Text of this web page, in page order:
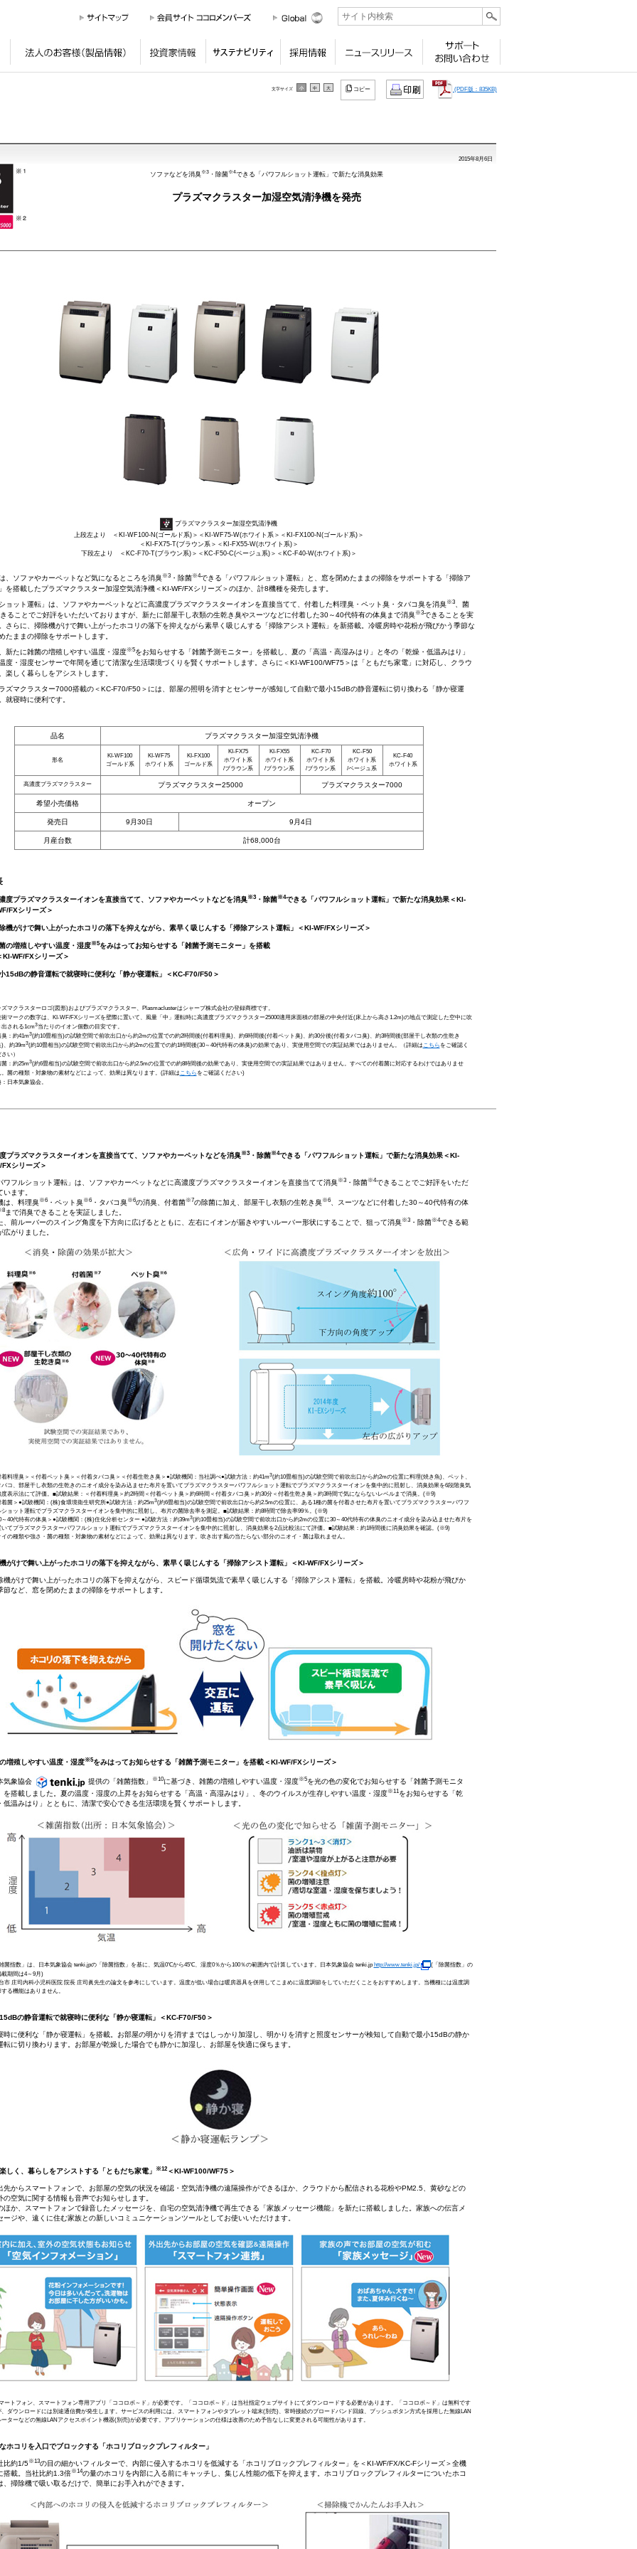
ニュースリリース
文字サイズ 小 中 大 コピー (PDF版：835KB)
2015年8月6日
ソファなどを消臭※3 ・除菌※4できる「パワフルショット運転」で新たな消臭効果
プラズマクラスター加湿空気清浄機を発売
プラズマクラスター加湿空気清浄機
上段左より ＜KI-WF100-N(ゴールド系)＞＜KI-WF75-W(ホワイト系＞＜KI-FX100-N(ゴールド系)＞
＜KI-FX75-T(ブラウン系＞＜KI-FX55-W(ホワイト系)＞
下段左より ＜KC-F70-T(ブラウン系)＞＜KC-F50-C(ベージュ系)＞＜KC-F40-W(ホワイト系)＞
、ソファやカーペットなど気になるところを消臭※3・除菌※4できる「パワフルショット運転」と、窓を閉めたままの掃除をサポートする「掃除ア
を搭載したプラズマクラスター加湿空気清浄機＜KI-WF/FXシリーズ＞のほか、計8機種を発売します。
ショット運転」は、ソファやカーペットなどに高濃度プラズマクラスターイオンを直接当てて、付着した料理臭・ペット臭・タバコ臭を消臭※3、菌
ることでご好評をいただいておりますが、新たに部屋干し衣類の生乾き臭やスーツなどに付着した30～40代特有の体臭まで消臭※3できることを実
さらに、掃除機がけで舞い上がったホコリの落下を抑えながら素早く吸じんする「掃除アシスト運転」を新搭載。冷暖房時や花粉が飛びかう季節な
たままの掃除をサポートします。
新たに雑菌の増殖しやすい温度・湿度※5をお知らせする「雑菌予測モニター」を搭載し、夏の「高温・高湿みはり」と冬の「乾燥・低温みはり」
度・湿度センサーで年間を通じて清潔な生活環境づくりを賢くサポートします。さらに＜KI-WF100/WF75＞は「ともだち家電」に対応し、クラウ
楽しく暮らしをアシストします。
ズマクラスター7000搭載の＜KC-F70/F50＞には、部屋の照明を消すとセンサーが感知して自動で最小15dBの静音運転に切り換わる「静か寝運
就寝時に便利です。
品名 プラズマクラスター加湿空気清浄機
形名
KI-WF100
ゴールド系
KI-WF75
ホワイト系
KI-FX100
ゴールド系
KI-FX75
ホワイト系
/ブラウン系
KI-FX55
ホワイト系
/ブラウン系
KC-F70
ホワイト系
/ブラウン系
KC-F50
ホワイト系
/ベージュ系
KC-F40
ホワイト系
高濃度プラズマクラスター プラズマクラスター25000 プラズマクラスター7000
希望小売価格 オープン
発売日 9月30日 9月4日
月産台数 計68,000台
度プラズマクラスターイオンを直接当てて、ソファやカーペットなどを消臭※3・除菌※4できる「パワフルショット運転」で新たな消臭効果＜KI-
FXシリーズ＞
機がけで舞い上がったホコリの落下を抑えながら、素早く吸じんする「掃除アシスト運転」＜KI-WF/FXシリーズ＞
の増殖しやすい温度・湿度※5をみはってお知らせする「雑菌予測モニター」を搭載
KI-WF/FXシリーズ＞
15dBの静音運転で就寝時に便利な「静か寝運転」＜KC-F70/F50＞
マクラスターロゴ(図形)およびプラズマクラスター、Plasmaclusterはシャープ株式会社の登録商標です。
マークの数字は、KI-WF/FXシリーズを壁際に置いて、風量「中」運転時に高濃度プラズマクラスター25000適用床面積の部屋の中央付近(床上から高さ1.2m)の地点で測定した空中に吹
出される1cm3当たりのイオン個数の目安です。
：約41m3(約10畳相当)の試験空間で前吹出口から約2mの位置での約2時間後(付着料理臭)、約6時間後(付着ペット臭)、約30分後(付着タバコ臭)、約3時間後(部屋干し衣類の生乾き
)、約39m3(約10畳相当)の試験空間で前吹出口から約2mの位置での約1時間後(30～40代特有の体臭)の効果であり、実使用空間での実証結果ではありません。（詳細は こちら をご確認く
い）
：約25m3(約6畳相当)の試験空間で前吹出口から約2.5mの位置での約8時間後の効果であり、実使用空間での実証結果ではありません。すべての付着菌に対応するわけではありませ
。菌の種類・対象物の素材などによって、効果は異なります。(詳細は こちら をご確認ください)
日本気象協会。
プラズマクラスターイオンを直接当てて、ソファやカーペットなどを消臭※3・除菌※4できる「パワフルショット運転」で新たな消臭効果＜KI-
FXシリーズ＞
ワフルショット運転」は、ソファやカーペットなどに高濃度プラズマクラスターイオンを直接当てて消臭※3・除菌※4できることでご好評をいただ
います。
は、料理臭※6・ペット臭※6・タバコ臭※6の消臭、付着菌※7の除菌に加え、部屋干し衣類の生乾き臭※6、スーツなどに付着した30～40代特有の体
まで消臭できることを実証しました。
、前ルーバーのスイング角度を下方向に広げるとともに、左右にイオンが届きやすいルーバー形状にすることで、狙って消臭※3・除菌※4できる範
広がりました。
料理臭＞＜付着ペット臭＞＜付着タバコ臭＞＜付着生乾き臭＞●試験機関：当社調べ●試験方法：約41m3(約10畳相当)の試験空間で前吹出口から約2mの位置に料理(焼き魚)、ペット、
バコ、部屋干し衣類の生乾きのニオイ成分を染み込ませた布片を置いてプラズマクラスターパワフルショット運転でプラズマクラスターイオンを集中的に照射し、消臭効果を6段階臭気
度表示法にて評価。■試験結果：＜付着料理臭＞約2時間＜付着ペット臭＞約6時間＜付着タバコ臭＞約30分＜付着生乾き臭＞約3時間で気にならないレベルまで消臭。(※9)
菌＞●試験機関：(株)食環境衛生研究所●試験方法：約25m3(約6畳相当)の試験空間で前吹出口から約2.5mの位置に、ある1種の菌を付着させた布片を置いてプラズマクラスターパワフ
ショット運転でプラズマクラスターイオンを集中的に照射し、布片の菌除去率を測定。■試験結果：約8時間で除去率99％。(※9)
40代特有の体臭＞●試験機関：(株)住化分析センター ●試験方法：約39m3(約10畳相当)の試験空間で前吹出口から約2mの位置に30～40代特有の体臭のニオイ成分を染み込ませた布片を
いてプラズマクラスターパワフルショット運転でプラズマクラスターイオンを集中的に照射し、消臭効果を2点比較法にて評価。■試験結果：約1時間後に消臭効果を確認。(※9)
の種類や強さ・菌の種類・対象物の素材などによって、効果は異なります。吹き出す風の当たらない部分のニオイ・菌は取れません。
がけで舞い上がったホコリの落下を抑えながら、素早く吸じんする「掃除アシスト運転」＜KI-WF/FXシリーズ＞
機がけで舞い上がったホコリの落下を抑えながら、スピード循環気流で素早く吸じんする「掃除アシスト運転」を搭載。冷暖房時や花粉が飛びか
節など、窓を閉めたままの掃除をサポートします。
増殖しやすい温度・湿度※5をみはってお知らせする「雑菌予測モニター」を搭載＜KI-WF/FXシリーズ＞
気象協会 提供の「雑菌指数」 ※10に基づき、雑菌の増殖しやすい温度・湿度※5を光の色の変化でお知らせする「雑菌予測モニタ
を搭載しました。夏の温度・湿度の上昇をお知らせする「高温・高湿みはり」、冬のウイルスが生存しやすい温度・湿度※11をお知らせする「乾
低温みはり」とともに、清潔で安心できる生活環境を賢くサポートします。
菌指数」は、日本気象協会 tenki.jpの「除菌指数」を基に、気温0℃から45℃、湿度0％から100％の範囲内で計算しています。日本気象協会 tenki.jp http://www.tenki.jp/
(「除菌指数」の
載期間は4～9月)
市 庄司内科小児科医院 院長 庄司眞先生の論文を参考にしています。温度が低い場合は暖房器具を併用してこまめに温度調節をしていただくことをおすすめします。当機種には温度調
する機能はありません。
の静音運転で就寝時に便利な「静か寝運転」＜KC-F70/F50＞
時に便利な「静か寝運転」を搭載。お部屋の明かりを消すまではしっかり加湿し、明かりを消すと照度センサーが検知して自動で最小15dBの静か
転に切り換わります。お部屋が乾燥した場合でも静かに加湿し、お部屋を快適に保ちます。
しく、暮らしをアシストする「ともだち家電」 ※12＜KI-WF100/WF75＞
先からスマートフォンで、お部屋の空気の状況を確認・空気清浄機の遠隔操作ができるほか、クラウドから配信される花粉やPM2.5、黄砂などの
の空気に関する情報も音声でお知らせします。
ほか、スマートフォンで録音したメッセージを、自宅の空気清浄機で再生できる「家族メッセージ機能」を新たに搭載しました。家族への伝言メ
ージや、遠くに住む家族との新しいコミュニケーションツールとしてお使いいただけます。
ートフォン、スマートフォン専用アプリ「ココロボ～ド」が必要です。「ココロボ～ド」は当社指定ウェブサイトにてダウンロードする必要があります。「ココロボ～ド」は無料です
、ダウンロードには別途通信費が発生します。サービスの利用には、スマートフォンやタブレット端末(別売)、常時接続のブロードバンド回線、プッシュボタン方式を採用した無線LAN
ーターなどの無線LANアクセスポイント機器(別売)が必要です。アプリケーションの仕様は改善のため予告なしに変更される可能性があります。
ホコリを入口でブロックする「ホコリブロックプレフィルター」
比約1/5※13の目の細かいフィルターで、内部に侵入するホコリを低減する「ホコリブロックプレフィルター」を＜KI-WF/FX/KC-Fシリーズ＞全機
搭載。当社比約1.3倍※14の量のホコリを内部に入る前にキャッチし、集じん性能の低下を抑えます。ホコリブロックプレフィルターについたホコ
、掃除機で吸い取るだけで、簡単にお手入れができます。